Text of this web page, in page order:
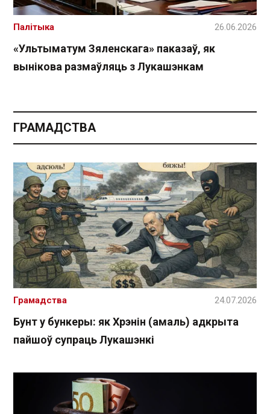
«Ультыматум Зяленскага» паказаў, як
вынікова размаўляць з Лукашэнкам
Палітыка 26.06.2026
ГРАМАДСТВА
Бунт у бункеры: як Хрэнін (амаль) адкрыта
пайшоў супраць Лукашэнкі
Грамадства 24.07.2026